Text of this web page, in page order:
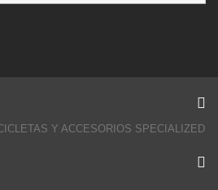
Y ACCESORIOS SPECIALIZED